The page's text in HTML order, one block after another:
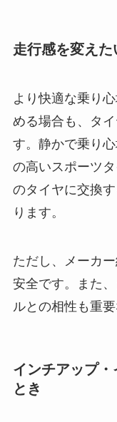
走行感を変えた
より快適な乗り
める場合も、タ
す。静かで乗り
の高いスポーツ
のタイヤに交換
ります。
ただし、メーカ
安全です。また
ルとの相性も重
インチアップ
とき